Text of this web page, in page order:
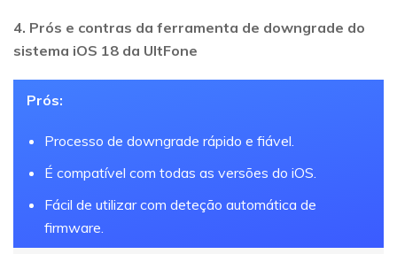
4. Prós e contras da ferramenta de downgrade do
sistema iOS 18 da UltFone
Prós:
Processo de downgrade rápido e fiável.
É compatível com todas as versões do iOS.
Fácil de utilizar com deteção automática de
firmware.